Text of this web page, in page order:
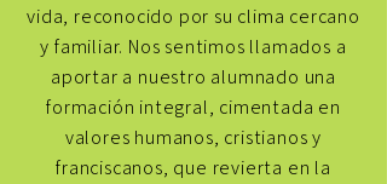
vida, reconocido por su clima cercano
y familiar. Nos sentimos llamados a
aportar a nuestro alumnado una
formación integral, cimentada en
valores humanos, cristianos y
franciscanos, que revierta en la